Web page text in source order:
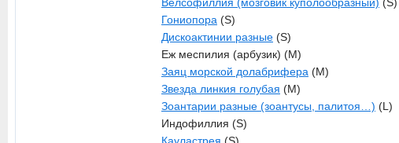
Гониопора (S)
Дискоактинии разные (S)
Еж меспилия (арбузик) (M)
Заяц морской долабрифера (M)
Звезда линкия голубая (M)
Зоантарии разные (зоантусы, палитоя…) (L)
Индофиллия (S)